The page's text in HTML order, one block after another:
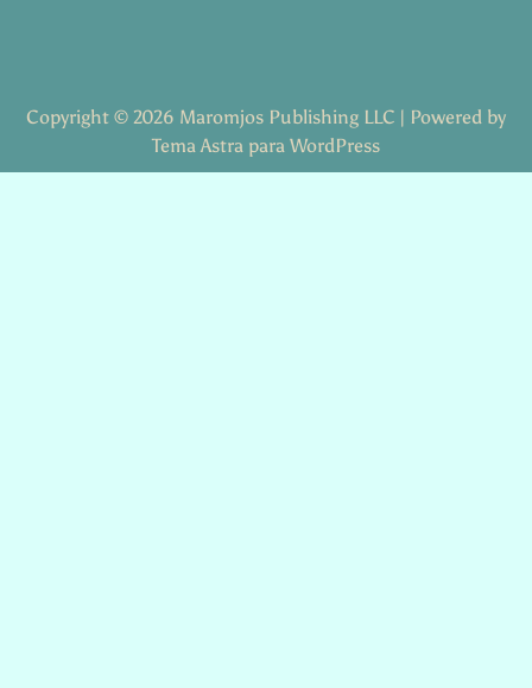
Copyright © 2026 Maromjos Publishing LLC | Powered by
Tema Astra para WordPress